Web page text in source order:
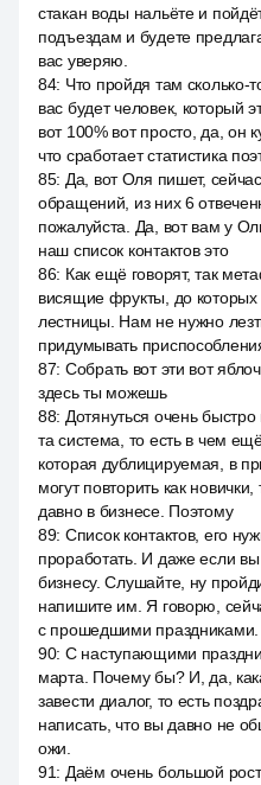
стакан воды нальёте и
подъездам и будете
вас уверяю.
84: Что пройдя там сколько-
вас будет человек, который
вот 100% вот просто, да, он
что сработает статистика
85: Да, вот Оля пишет,
обращений, из них 6
пожалуйста. Да, вот вам у
наш список контактов это
86: Как ещё говорят, так
висящие фрукты, до
лестницы. Нам не нужно
придумывать
87: Собрать вот эти вот
здесь ты можешь
88: Дотянуться очень
та система, то есть в чем
которая дублицируемая, в
могут повторить как
давно в бизнесе. Поэтому
89: Список контактов, его
проработать. И даже если
бизнесу. Слушайте, ну
напишите им. Я говорю,
с прошедшими праздниками.
90: С наступающими
марта. Почему бы? И, да,
завести диалог, то есть
написать, что вы давно не
ожи.
91: Даём очень большой